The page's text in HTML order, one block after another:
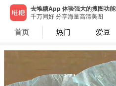
去堆糖App 体验强大的搜图功能
千万同好 分享海量高清美图
首页 热门 爱豆